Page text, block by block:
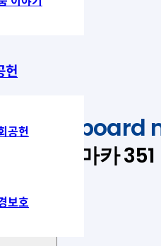
헌
공헌
보호
®whiteboard
트보드 마카 351